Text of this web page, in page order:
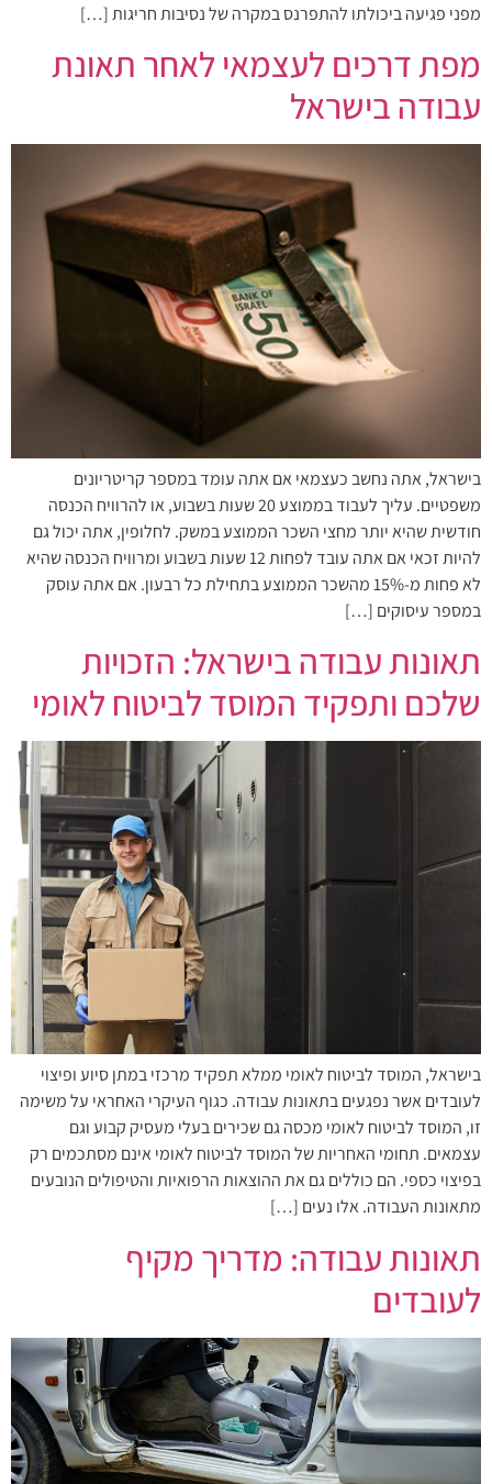
מפני פגיעה ביכולתו להתפרנס במקרה של נסיבות חריגות […]
מפת דרכים לעצמאי לאחר תאונת
עבודה בישראל
בישראל, אתה נחשב כעצמאי אם אתה עומד במספר קריטריונים
משפטיים. עליך לעבוד בממוצע 20 שעות בשבוע, או להרוויח הכנסה
חודשית שהיא יותר מחצי השכר הממוצע במשק. לחלופין, אתה יכול גם
להיות זכאי אם אתה עובד לפחות 12 שעות בשבוע ומרוויח הכנסה שהיא
לא פחות מ-15% מהשכר הממוצע בתחילת כל רבעון. אם אתה עוסק
במספר עיסוקים […]
תאונות עבודה בישראל: הזכויות
שלכם ותפקיד המוסד לביטוח לאומי
בישראל, המוסד לביטוח לאומי ממלא תפקיד מרכזי במתן סיוע ופיצוי
לעובדים אשר נפגעים בתאונות עבודה. כגוף העיקרי האחראי על משימה
זו, המוסד לביטוח לאומי מכסה גם שכירים בעלי מעסיק קבוע וגם
עצמאים. תחומי האחריות של המוסד לביטוח לאומי אינם מסתכמים רק
בפיצוי כספי. הם כוללים גם את ההוצאות הרפואיות והטיפולים הנובעים
מתאונות העבודה. אלו נעים […]
תאונות עבודה: מדריך מקיף
לעובדים